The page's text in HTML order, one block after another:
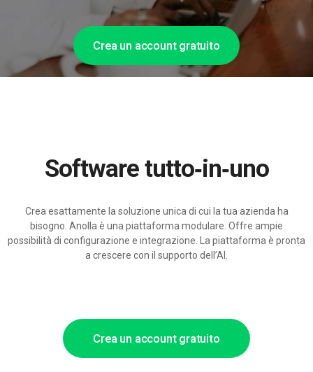
Crea un account gratuito
Crea un account gratuito
Software tutto‑in‑uno
Crea esattamente la soluzione unica di cui la tua azienda ha
bisogno. Anolla è una piattaforma modulare. Offre ampie
possibilità di configurazione e integrazione. La piattaforma è pronta
a crescere con il supporto dell’AI.